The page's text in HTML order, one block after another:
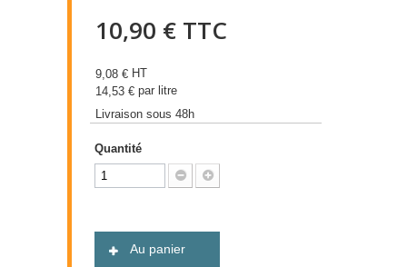
10,90 € TTC
9,08 € HT
14,53 € par litre
Livraison sous 48h
Quantité
Au panier